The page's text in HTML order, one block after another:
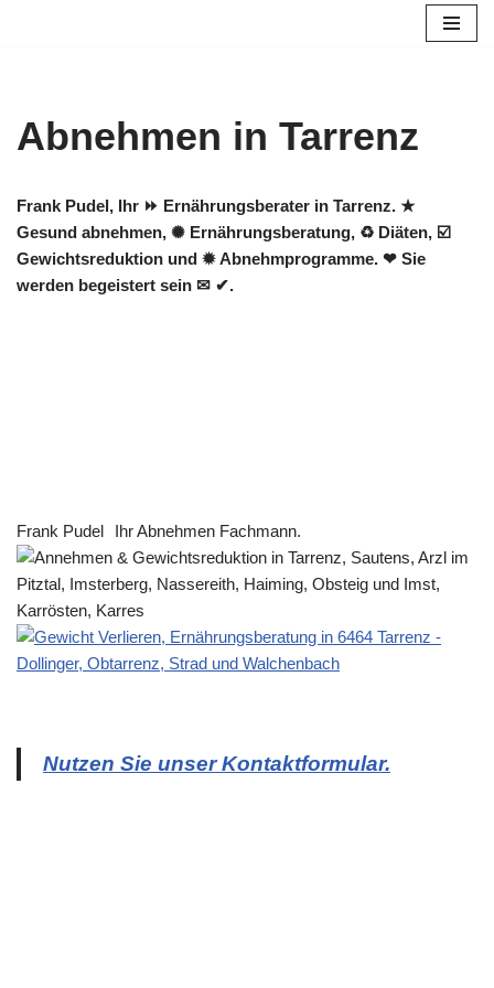
Abnehmen in Tarrenz
Frank Pudel, Ihr ⏩ Ernährungsberater in Tarrenz. ★
Gesund abnehmen, ✺ Ernährungsberatung, ♻ Diäten, ☑️
Gewichtsreduktion und ✹ Abnehmprogramme. ❤ Sie
werden begeistert sein ✉ ✔.
Frank Pudel Ihr Abnehmen Fachmann.
Nutzen Sie unser Kontaktformular.